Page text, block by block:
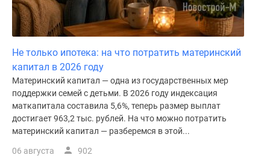
Не только ипотека: на что потратить материнский
капитал в 2026 году
Материнский капитал — одна из государственных мер
поддержки семей с детьми. В 2026 году индексация
маткапитала составила 5,6%, теперь размер выплат
достигает 963,2 тыс. рублей. На что можно потратить
материнский капитал — разберемся в этой...
06 августа 902